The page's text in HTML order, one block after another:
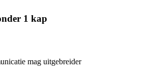
1 kap
mag uitgebreider